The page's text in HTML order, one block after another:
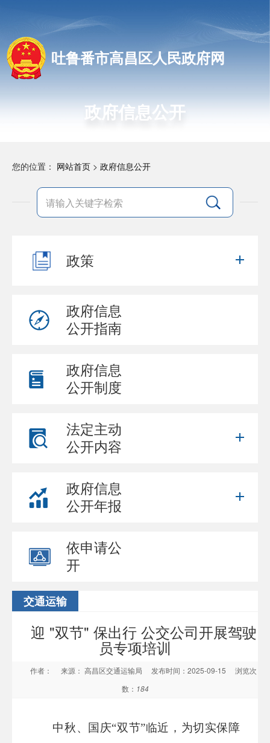
吐鲁番市高昌区人民政府网
政府信息公开
您的位置： 网站首页 > 政府信息公开
政策
政府信息
公开指南
政府信息
公开制度
法定主动
公开内容
政府信息
公开年报
依申请公
开
交通运输
迎 "双节" 保出行 公交公司开展驾驶
员专项培训
作者： 来源： 高昌区交通运输局 发布时间：2025-09-15
浏览次
数： 184
中秋、国庆“双节”临近，为切实保障